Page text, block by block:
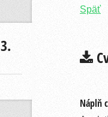
Späť
3.
Náplň